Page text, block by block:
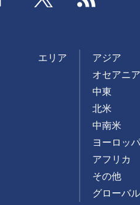
エリア
アジア
オセアニア
中東
北米
中南米
ヨーロッパ
アフリカ
その他
グローバル